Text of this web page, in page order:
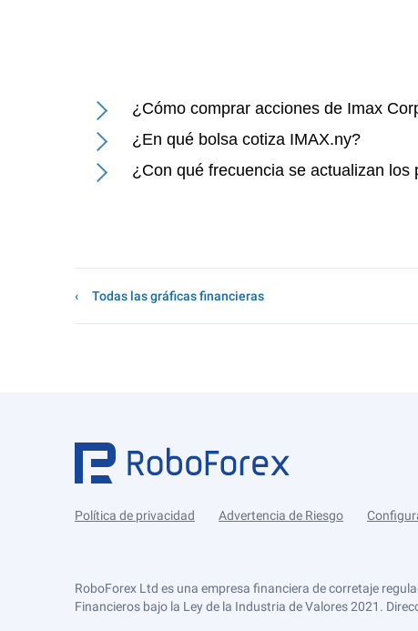
¿Cómo comprar acciones de Imax
¿En qué bolsa cotiza IMAX.ny?
¿Con qué frecuencia se actualizan
Todas las gráficas financieras
Política de privacidad Advertencia de Riesgo
RoboForex Ltd es una empresa financiera de corretaje
Financieros bajo la Ley de la Industria de Valores 2021.